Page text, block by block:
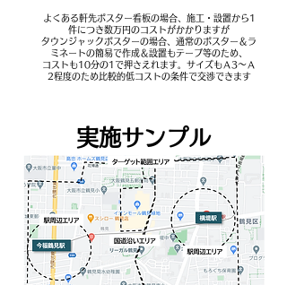
よくある軒先ポスター看板の場合、施工・設置から1
件につき数万円のコストがかかりますが
タウンジャックポスターの場合、通常のポスター＆ラ
ミネートの簡易で作成＆設置もテープ等のため、
コストも10分の1で押さえれます。サイズもＡ3～Ａ
2程度のため比較的低コストの条件で交渉できます
実施サンプル